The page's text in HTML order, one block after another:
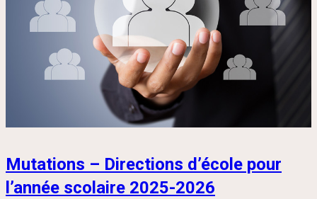
Mutations – Directions d’école pour
l’année scolaire 2025-2026